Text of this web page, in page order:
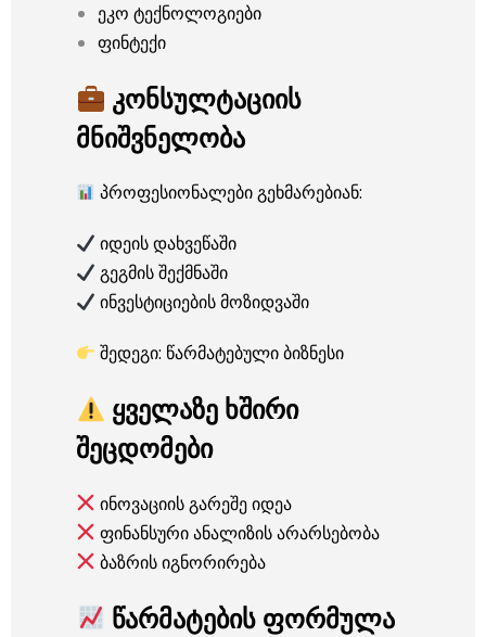
ეკო ტექნოლოგიები
ფინტექი
კონსულტაციის
მნიშვნელობა
პროფესიონალები გეხმარებიან:
იდეის დახვეწაში
გეგმის შექმნაში
ინვესტიციების მოზიდვაში
შედეგი: წარმატებული ბიზნესი
ყველაზე ხშირი
შეცდომები
ინოვაციის გარეშე იდეა
ფინანსური ანალიზის არარსებობა
ბაზრის იგნორირება
წარმატების ფორმულა